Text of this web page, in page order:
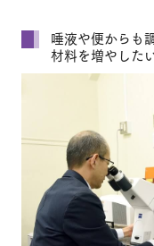
唾液や便からも
材料を増やしたい